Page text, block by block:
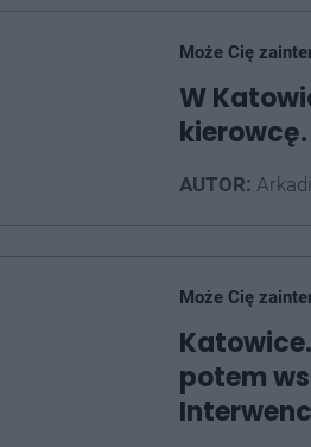
Może Cię
W
AUTOR:
Może Cię
potem